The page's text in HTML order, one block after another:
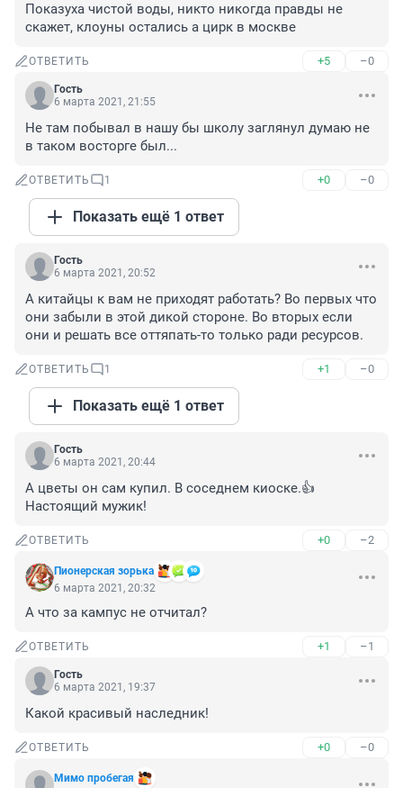
Показуха чистой воды, никто никогда правды не
скажет, клоуны остались а цирк в москве
ОТВЕТИТЬ +5 –0
Гость
6 марта 2021, 21:55
Не там побывал в нашу бы школу заглянул думаю не
в таком восторге был...
ОТВЕТИТЬ 1 +0 –0
Показать ещё 1 ответ
Гость
6 марта 2021, 20:52
А китайцы к вам не приходят работать? Во первых что
они забыли в этой дикой стороне. Во вторых если
они и решать все оттяпать-то только ради ресурсов.
ОТВЕТИТЬ 1 +1 –0
Показать ещё 1 ответ
Гость
6 марта 2021, 20:44
А цветы он сам купил. В соседнем киоске.👍
Настоящий мужик!
ОТВЕТИТЬ +0 –2
Пионерская зорька
6 марта 2021, 20:32
А что за кампус не отчитал?
ОТВЕТИТЬ +1 –1
Гость
6 марта 2021, 19:37
Какой красивый наследник!
ОТВЕТИТЬ +0 –0
Мимо пробегая